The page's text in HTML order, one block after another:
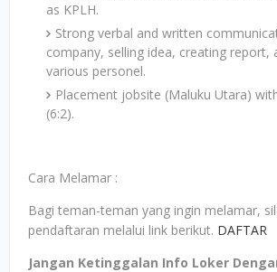
as KPLH.
Strong verbal and written
company, selling idea, creating report,
various personel.
Placement jobsite (Maluku Utara)
(6:2).
Cara Melamar :
Bagi teman-teman yang ingin melamar,
pendaftaran melalui link berikut. DAFTAR
Jangan Ketinggalan Info Loker